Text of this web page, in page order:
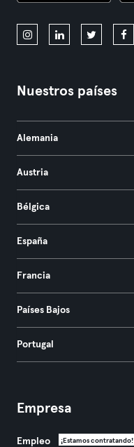
Nuestros países
Alemania
Austria
Bélgica
España
Francia
Países Bajos
Portugal
Empresa
Empleo ¡Estamos contratando!